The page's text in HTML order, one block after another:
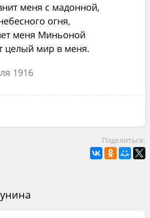
меня с мадонной,
огня,
меня Миньоной
целый мир в меня.
1916
Поделиться: